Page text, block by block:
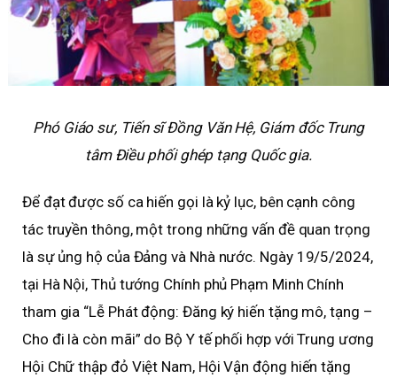
Phó Giáo sư, Tiến sĩ Đồng Văn Hệ, Giám đốc Trung
tâm Điều phối ghép tạng Quốc gia.
Để đạt được số ca hiến gọi là kỷ lục, bên cạnh công
tác truyền thông, một trong những vấn đề quan trọng
là sự ủng hộ của Đảng và Nhà nước. Ngày 19/5/2024,
tại Hà Nội, Thủ tướng Chính phủ Phạm Minh Chính
tham gia “Lễ Phát động: Đăng ký hiến tặng mô, tạng –
Cho đi là còn mãi” do Bộ Y tế phối hợp với Trung ương
Hội Chữ thập đỏ Việt Nam, Hội Vận động hiến tặng